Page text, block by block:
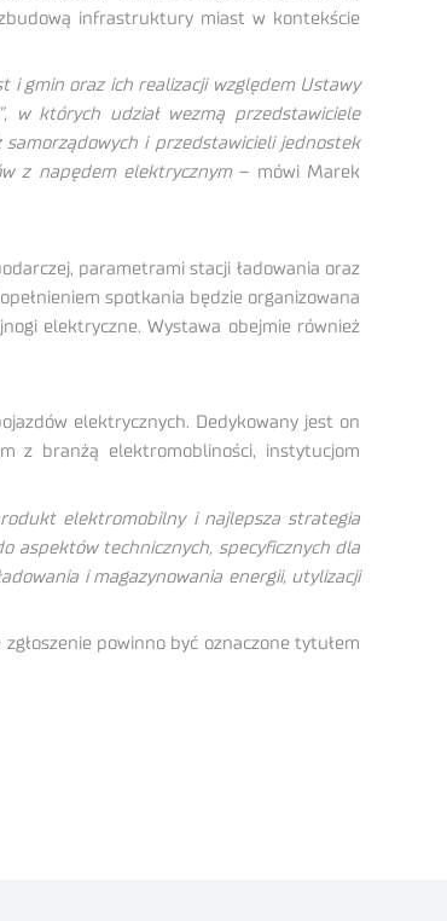
infrastruktury miast w kontekście
i gmin oraz ich realizacji względem Ustawy
w których udział wezmą przedstawiciele
i przedstawicieli jednostek
z napędem elektrycznym– mówi Marek
parametrami stacji ładowania oraz
spotkania będzie organizowana
elektryczne. Wystawa obejmie również
elektrycznych. Dedykowany jest on
z branżą elektromobliności, instytucjom
elektromobilny i najlepsza strategia
aspektów technicznych, specyficznych dla
i magazynowania energii, utylizacji
powinno być oznaczone tytułem